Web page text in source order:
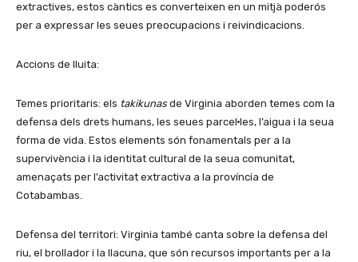
extractives, estos càntics es converteixen en un mitjà poderós
per a expressar les seues preocupacions i reivindicacions.
Accions de lluita:
Temes prioritaris: els takikunas de Virginia aborden temes com la
defensa dels drets humans, les seues parcel·les, l’aigua i la seua
forma de vida. Estos elements són fonamentals per a la
supervivència i la identitat cultural de la seua comunitat,
amenaçats per l’activitat extractiva a la província de
Cotabambas.
Defensa del territori: Virginia també canta sobre la defensa del
riu, el brollador i la llacuna, que són recursos importants per a la